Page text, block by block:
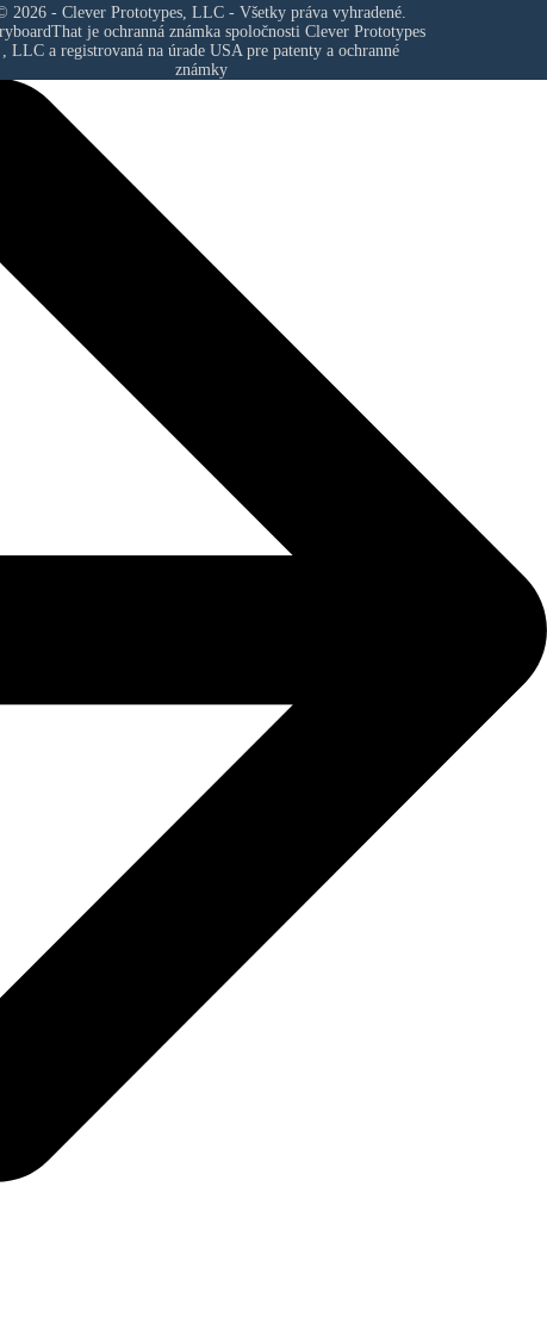
2026 - Clever Prototypes, LLC - Všetky práva vyhradené.
je ochranná známka spoločnosti Clever Prototypes
, LLC a registrovaná na úrade USA pre patenty a ochranné
známky